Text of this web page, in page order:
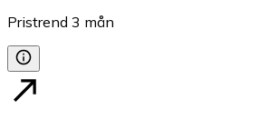
Pristrend 3 mån